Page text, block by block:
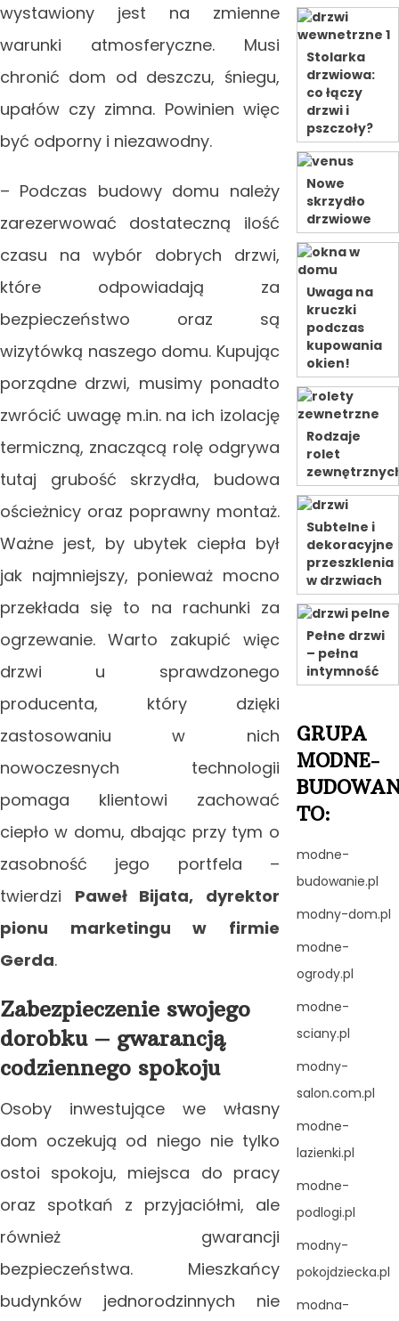
wystawiony jest na zmienne
warunki atmosferyczne. Musi
chronić dom od deszczu, śniegu,
upałów czy zimna. Powinien więc
być odporny i niezawodny.
– Podczas budowy domu należy
zarezerwować dostateczną ilość
czasu na wybór dobrych drzwi,
które odpowiadają za
bezpieczeństwo oraz są
wizytówką naszego domu. Kupując
porządne drzwi, musimy ponadto
zwrócić uwagę m.in. na ich izolację
termiczną, znaczącą rolę odgrywa
tutaj grubość skrzydła, budowa
ościeżnicy oraz poprawny montaż.
Ważne jest, by ubytek ciepła był
jak najmniejszy, ponieważ mocno
przekłada się to na rachunki za
ogrzewanie. Warto zakupić więc
drzwi u sprawdzonego
producenta, który dzięki
zastosowaniu w nich
nowoczesnych technologii
pomaga klientowi zachować
ciepło w domu, dbając przy tym o
zasobność jego portfela –
twierdzi Paweł Bijata, dyrektor
pionu marketingu w firmie
Gerda.
Zabezpieczenie swojego
dorobku – gwarancją
codziennego spokoju
Osoby inwestujące we własny
dom oczekują od niego nie tylko
ostoi spokoju, miejsca do pracy
oraz spotkań z przyjaciółmi, ale
również gwarancji
bezpieczeństwa. Mieszkańcy
budynków jednorodzinnych nie
Stolarka
drzwiowa:
co łączy
drzwi i
pszczoły?
Nowe
skrzydło
drzwiowe
Uwaga na
kruczki
podczas
kupowania
okien!
Rodzaje
rolet
Subtelne i
dekoracyjne
przeszklenia
w drzwiach
Pełne drzwi
– pełna
intymność
GRUPA
MODNE-
TO:
modne-
budowanie.pl
modny-dom.pl
modne-
ogrody.pl
modne-
sciany.pl
modny-
salon.com.pl
modne-
lazienki.pl
modne-
podlogi.pl
modny-
pokojdziecka.pl
modna-